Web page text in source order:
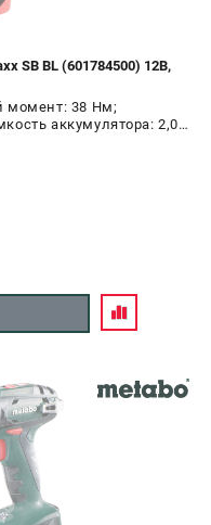
SB BL (601784500) 12В,
момент: 38 Нм;
аккумулятора: 2,0